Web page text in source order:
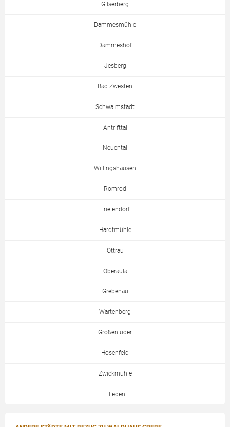
Gilserberg
Dammesmühle
Dammeshof
Jesberg
Bad Zwesten
Schwalmstadt
Antrifttal
Neuental
Willingshausen
Romrod
Frielendorf
Hardtmühle
Ottrau
Oberaula
Grebenau
Wartenberg
Großenlüder
Hosenfeld
Zwickmühle
Flieden